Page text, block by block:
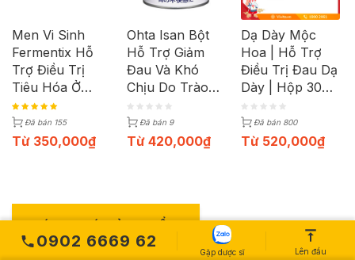
Men Vi Sinh
Fermentix Hỗ
Trợ Điều Trị
Tiêu Hóa Ở
Người Lớn Và
Trẻ Em (Hộp 12
Lọ)
Đã bán 155
Từ 350,000₫
Ohta Isan Bột
Hỗ Trợ Giảm
Đau Và Khó
Chịu Do Trào
Ngược Dạ Dày
Của Nhật Bản
Đã bán 9
Từ 420,000₫
Dạ Dày Mộc
Hoa | Hỗ Trợ
Điều Trị Đau Dạ
Dày | Hộp 30
Gói
Đã bán 800
Từ 520,000₫
0902 6669 62
Gặp dược sĩ Lên đầu